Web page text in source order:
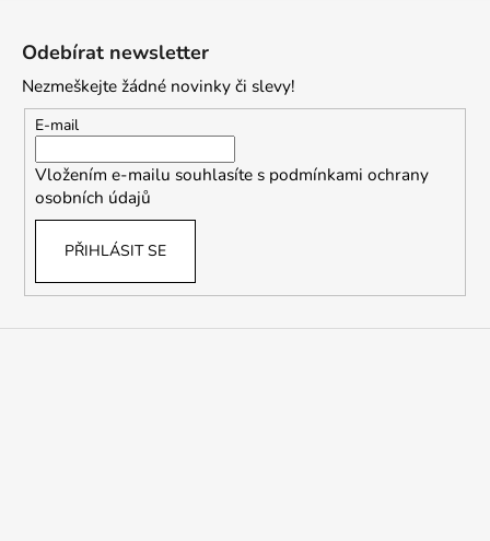
Odebírat newsletter
Nezmeškejte žádné novinky či slevy!
E-mail
Vložením e-mailu souhlasíte s podmínkami ochrany
osobních údajů
PŘIHLÁSIT SE